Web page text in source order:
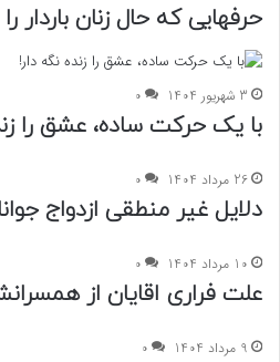
حرفهایی که حال زنان باردار
3 شهریور 1404 0
با یک حرکت ساده، عشق را
26 مرداد 1404 0
دلایل غیر منطقی ازدواج
10 مرداد 1404 0
علت فراری اقایان از
9 مرداد 1404 0